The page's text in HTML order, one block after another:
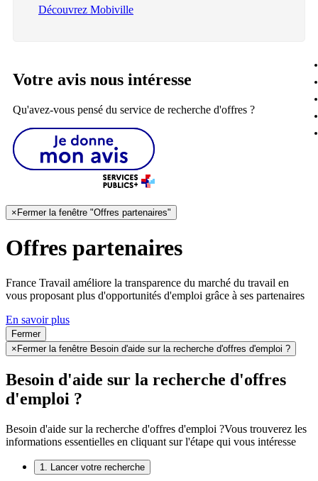
Découvrez Mobiville
Votre avis nous intéresse
Qu'avez-vous pensé du service de recherche d'offres ?
× Fermer la fenêtre "Offres partenaires"
Offres partenaires
France Travail améliore la transparence du marché du travail en
vous proposant plus d'opportunités d'emploi grâce à ses partenaires
En savoir plus
Fermer
× Fermer la fenêtre Besoin d'aide sur la recherche d'offres d'emploi ?
Besoin d'aide sur la recherche d'offres
d'emploi ?
Besoin d'aide sur la recherche d'offres d'emploi ?Vous trouverez les
informations essentielles en cliquant sur l'étape qui vous intéresse
1. Lancer votre recherche